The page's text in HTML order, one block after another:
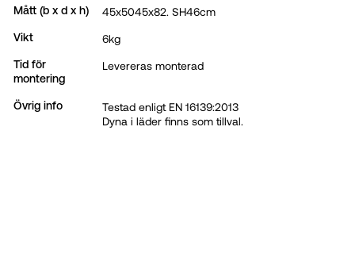
Mått (b x d x h) 45x5045x82. SH46cm
Vikt 6kg
Tid för
montering
Levereras monterad
Övrig info
Testad enligt EN 16139:2013
Dyna i läder finns som tillval.